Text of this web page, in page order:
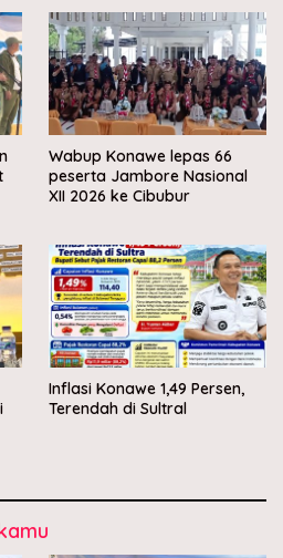
Wabup Konawe lepas 66
peserta Jambore Nasional
XII 2026 ke Cibubur
Inflasi Konawe 1,49 Persen,
Terendah di Sultral